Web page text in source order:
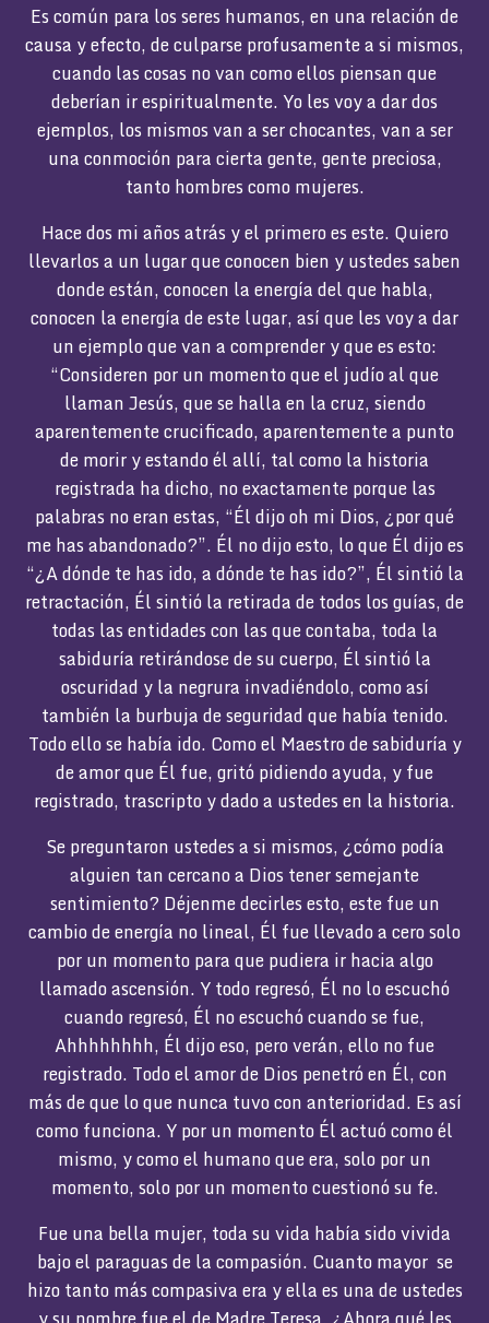
Es común para los seres humanos, en una relación de
causa y efecto, de culparse profusamente a si mismos,
cuando las cosas no van como ellos piensan que
deberían ir espiritualmente. Yo les voy a dar dos
ejemplos, los mismos van a ser chocantes, van a ser
una conmoción para cierta gente, gente preciosa,
tanto hombres como mujeres.
Hace dos mi años atrás y el primero es este. Quiero
llevarlos a un lugar que conocen bien y ustedes saben
donde están, conocen la energía del que habla,
conocen la energía de este lugar, así que les voy a dar
un ejemplo que van a comprender y que es esto:
“Consideren por un momento que el judío al que
llaman Jesús, que se halla en la cruz, siendo
aparentemente crucificado, aparentemente a punto
de morir y estando él allí, tal como la historia
registrada ha dicho, no exactamente porque las
palabras no eran estas, “Él dijo oh mi Dios, ¿por qué
me has abandonado?”. Él no dijo esto, lo que Él dijo es
“¿A dónde te has ido, a dónde te has ido?”, Él sintió la
retractación, Él sintió la retirada de todos los guías, de
todas las entidades con las que contaba, toda la
sabiduría retirándose de su cuerpo, Él sintió la
oscuridad y la negrura invadiéndolo, como así
también la burbuja de seguridad que había tenido.
Todo ello se había ido. Como el Maestro de sabiduría y
de amor que Él fue, gritó pidiendo ayuda, y fue
registrado, trascripto y dado a ustedes en la historia.
Se preguntaron ustedes a si mismos, ¿cómo podía
alguien tan cercano a Dios tener semejante
sentimiento? Déjenme decirles esto, este fue un
cambio de energía no lineal, Él fue llevado a cero solo
por un momento para que pudiera ir hacia algo
llamado ascensión. Y todo regresó, Él no lo escuchó
cuando regresó, Él no escuchó cuando se fue,
Ahhhhhhhh, Él dijo eso, pero verán, ello no fue
registrado. Todo el amor de Dios penetró en Él, con
más de que lo que nunca tuvo con anterioridad. Es así
como funciona. Y por un momento Él actuó como él
mismo, y como el humano que era, solo por un
momento, solo por un momento cuestionó su fe.
Fue una bella mujer, toda su vida había sido vivida
bajo el paraguas de la compasión. Cuanto mayor se
hizo tanto más compasiva era y ella es una de ustedes